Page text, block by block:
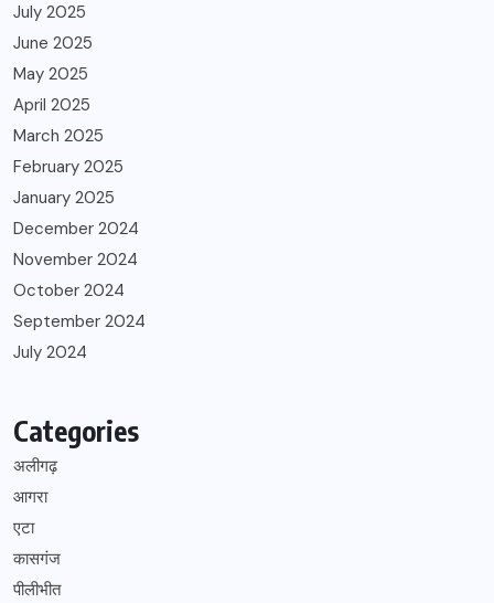
July 2025
June 2025
May 2025
April 2025
March 2025
February 2025
January 2025
December 2024
November 2024
October 2024
September 2024
July 2024
Categories
अलीगढ़
आगरा
एटा
कासगंज
पीलीभीत